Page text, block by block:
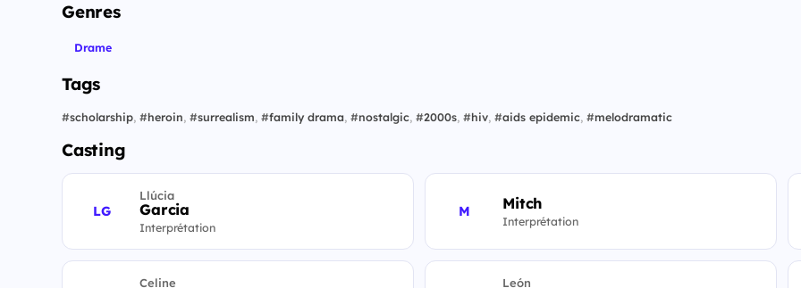
Genres
Drame
Tags
#scholarship, #heroin, #surrealism, #family drama, #nostalgic, #2000s, #hiv, #aids epidemic, #melodramatic
Casting
LG
Llúcia
Garcia
Interprétation
M Mitch
Interprétation
Celine León